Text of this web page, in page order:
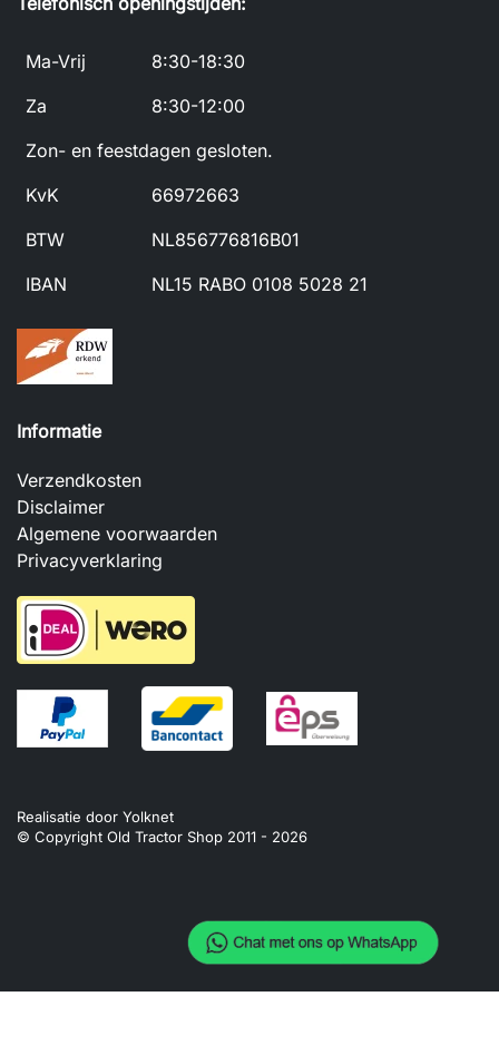
Ma-Vrij
8:30-18:30
Za
8:30-12:00
Zon- en feestdagen gesloten.
KvK
66972663
BTW
NL856776816B01
IBAN
NL15 RABO 0108 5028 21
Informatie
Verzendkosten
Disclaimer
Algemene voorwaarden
Privacyverklaring
Realisatie door Yolknet
© Copyright Old Tractor Shop 2011 - 2026